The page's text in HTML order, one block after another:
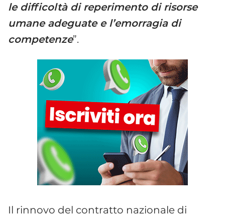
le difficoltà di reperimento di risorse
umane adeguate e l’emorragia di
competenze”.
Il rinnovo del contratto nazionale di